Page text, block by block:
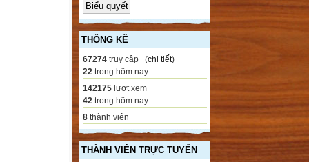
THỐNG KÊ
67274 truy cập (chi tiết)
22 trong hôm nay
142175 lượt xem
42 trong hôm nay
8 thành viên
THÀNH VIÊN TRỰC TUYẾN